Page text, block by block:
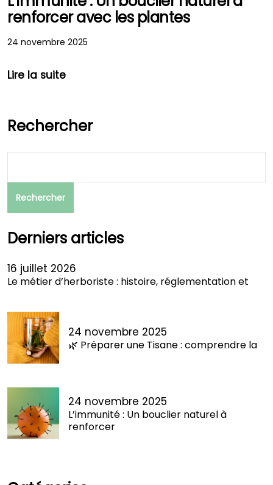
renforcer avec les plantes
24 novembre 2025
Lire la suite
Rechercher
Rechercher
Derniers articles
16 juillet 2026
Le métier d’herboriste : histoire, réglementation et
24 novembre 2025
🌿 Préparer une Tisane : comprendre la
24 novembre 2025
L’immunité : Un bouclier naturel à
renforcer